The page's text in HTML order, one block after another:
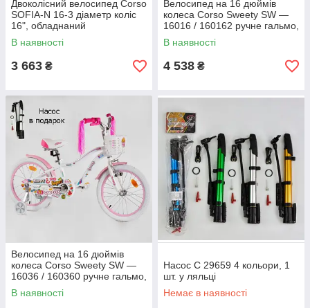
Двоколісний велосипед Corso
SOFIA-N 16-3 діаметр коліс
16", обладнаний
страхувальними колесами,
ручне гальмо
В наявності
3 663 ₴
Велосипед на 16 дюймів
колеса Corso Sweety SW —
16016 / 160162 ручне гальмо,
алюмінієва рама 9", кошик
В наявності
4 538 ₴
Велосипед на 16 дюймів
колеса Corso Sweety SW —
16036 / 160360 ручне гальмо,
алюмінієва рама 9", кошик
В наявності
Насос С 29659 4 кольори, 1
шт. у ляльці
Немає в наявності